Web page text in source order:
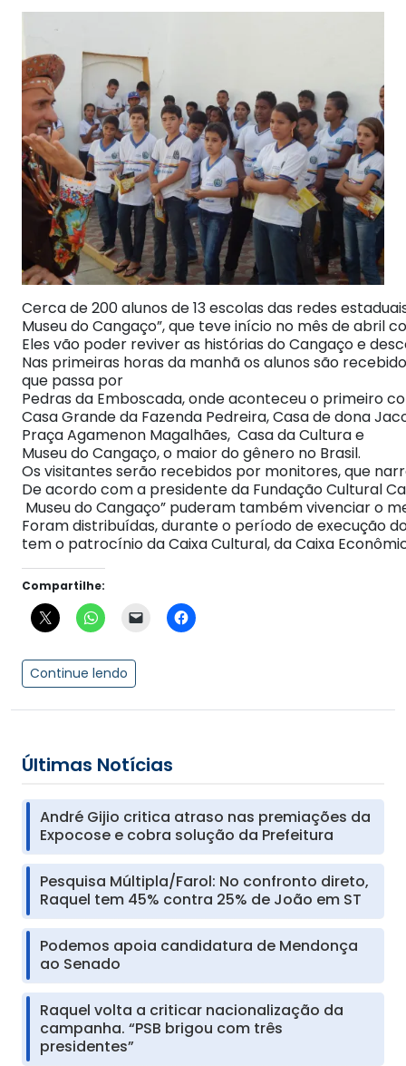
Cerca de 200 alunos de 13 escolas das redes
Museu do Cangaço”, que teve início no mês de abril
Eles vão poder reviver as histórias do Cangaço e
Nas primeiras horas da manhã os alunos são
que passa por
Pedras da Emboscada, onde aconteceu o primeiro
Casa Grande da Fazenda Pedreira, Casa de dona
Praça Agamenon Magalhães, Casa da Cultura e
Museu do Cangaço, o maior do gênero no Brasil.
Os visitantes serão recebidos por monitores, que
De acordo com a presidente da Fundação Cultural
Museu do Cangaço” puderam também vivenciar o
Foram distribuídas, durante o período de execução
tem o patrocínio da Caixa Cultural, da Caixa
Compartilhe:
Continue lendo
Últimas Notícias
André Gijio critica atraso nas premiações da
Expocose e cobra solução da Prefeitura
Pesquisa Múltipla/Farol: No confronto direto,
Raquel tem 45% contra 25% de João em ST
Podemos apoia candidatura de Mendonça
ao Senado
Raquel volta a criticar nacionalização da
campanha. “PSB brigou com três
presidentes”